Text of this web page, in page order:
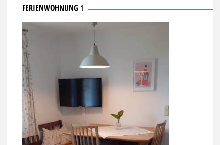
FERIENWOHNUNG 1